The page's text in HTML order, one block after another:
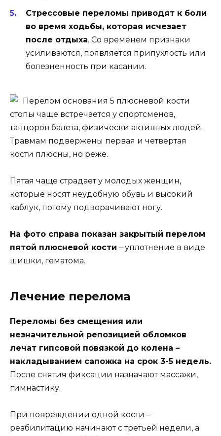
Стрессовые переломы приводят к боли
во время ходьбы, которая исчезает
после отдыха. Со временем признаки
усиливаются, появляется припухлость или
болезненность при касании.
Перелом основания 5 плюсневой кости
стопы чаще встречается у спортсменов,
танцоров балета, физически активных людей.
Травмам подвержены первая и четвертая
кости плюсны, но реже.
Пятая чаще страдает у молодых женщин,
которые носят неудобную обувь и высокий
каблук, потому подворачивают ногу.
На фото справа показан закрытый перелом
пятой плюсневой кости – уплотнение в виде
шишки, гематома.
Лечение перелома
Переломы без смещения или
незначительной репозицией обломков
лечат гипсовой повязкой до колена –
накладыванием сапожка на срок 3-5 недель.
После снятия фиксации назначают массажи,
гимнастику.
При повреждении одной кости –
реабилитацию начинают с третьей недели, а